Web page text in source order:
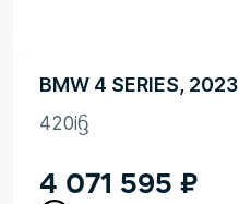
BMW 4 SERIES, 2023
420iᦌ
4 071 595 ₽